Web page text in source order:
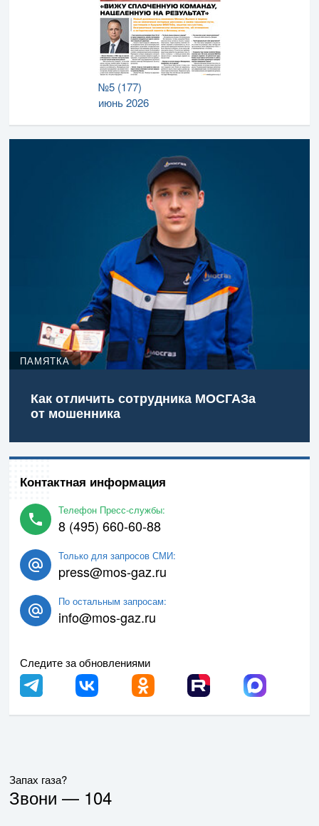
№5 (177)
июнь 2026
ПАМЯТКА
Как отличить сотрудника МОСГАЗа
от мошенника
Контактная информация
Телефон Пресс-службы:
8 (495) 660-60-88
Только для запросов СМИ:
press@mos-gaz.ru
По остальным запросам:
info@mos-gaz.ru
Следите за обновлениями
Запах газа?
Звони — 104